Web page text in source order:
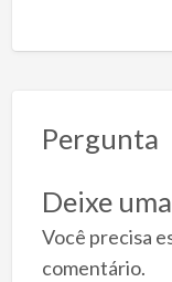
Pergunta
Deixe
Você precisa
comentário.